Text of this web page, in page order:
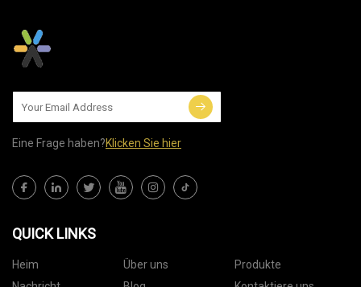
Eine Frage haben?Klicken Sie hier
QUICK LINKS
Heim Über uns
Produkte